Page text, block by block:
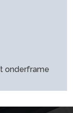
onderframe